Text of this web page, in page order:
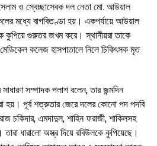
ও স্বেচ্ছাসেবক দল নেতা মো. আউয়াল
মধ্যে বাগবিতণ্ডা হয়। একপর্যায়ে আউয়াল
কুপিয়ে গুরুতর জখম করে। স্থানীয়রা তাকে
কলেজ হাসপাতালে নিলে চিকিৎসক মৃত
সম্পাদক পলাশ বলেন, তার জন্মদিন
হয়। পূর্ব শত্রুতার জেরে দলের কোনো পদ পদবি
চকিদার, এমদাদুল, শাহিন ফরাজী, শাকিলসহ
ধারালো অস্ত্র দিয়ে রবিউলকে কুপিয়েছে।